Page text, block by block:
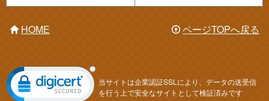
HOME ページTOPへ戻る
当サイトは企業認証SSLにより、データの送受信
を行う上で安全なサイトとして検証済みです